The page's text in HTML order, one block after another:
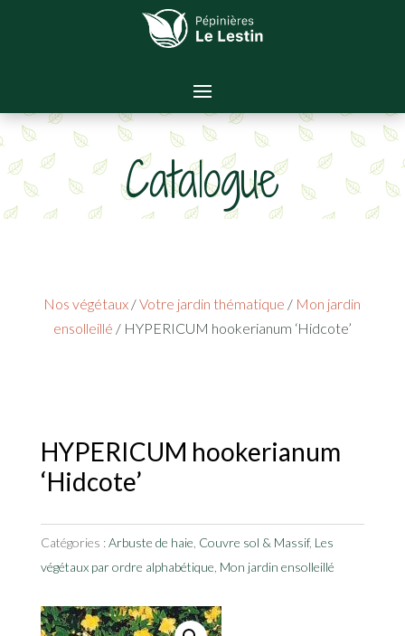
Catalogue
Nos végétaux /Votre jardin thématique / Mon jardin
ensolleillé / HYPERICUM hookerianum ‘Hidcote’
HYPERICUM hookerianum
‘Hidcote’
Catégories :Arbuste de haie Couvre sol & Massif, Les
végétaux par ordre alphabétique Mon jardin ensolleillé